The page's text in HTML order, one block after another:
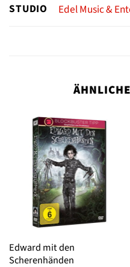
STUDIO Edel Music &
Edward mit den
Scherenhänden